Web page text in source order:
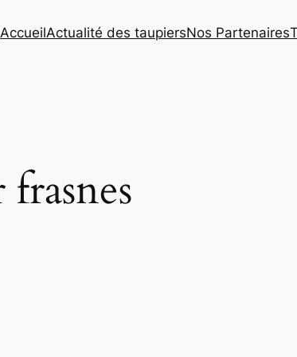
AccueilActualité des taupiersNos Partenaires